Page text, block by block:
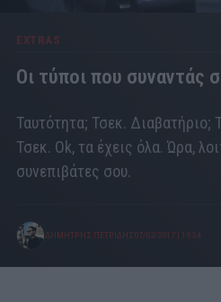
EXTRAS
Οι τύποι που συναντάς
Ταυτότητα; Τσεκ. Διαβατήριο;
Τσεκ. Οk, τα έχεις όλα. Ώρα,
συνεπιβάτες σου.
ΔΗΜΗΤΡΗΣ ΠΕΤΡΙΔΗΣ 07/02/2017 19:34